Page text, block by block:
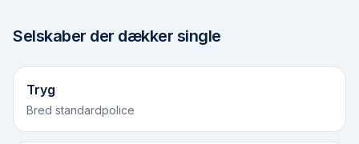
Selskaber der dækker single
Tryg
Bred standardpolice